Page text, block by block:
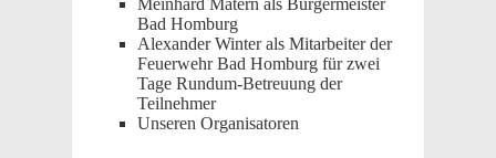
Mein­hard Matern als Bürg­er­meis­ter
Bad Homburg
Alexan­der Winter als Mitar­beiter der
Feuer­wehr Bad Homburg für zwei
Tage Rundum-Betreu­ung der
Teilnehmer
Unseren Organ­isatoren